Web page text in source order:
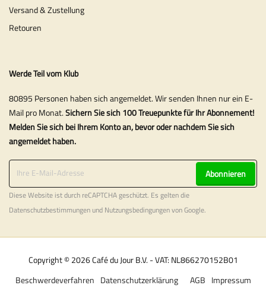
Versand & Zustellung
Retouren
Werde Teil vom Klub
80895 Personen haben sich angemeldet. Wir senden Ihnen nur ein E-
Mail pro Monat.Sichern Sie sich 100 Treuepunkte für Ihr Abonnement!
Melden Sie sich bei Ihrem Konto an, bevor oder nachdem Sie sich
angemeldet haben.
Abonnieren
Diese Website ist durch reCAPTCHA geschützt. Es gelten die
Datenschutzbestimmungen und Nutzungsbedingungenvon Google.
Copyright © 2026 Café du Jour B.V. - VAT: NL866270152B01
Impressum
AGB
Datenschutzerklärung
Beschwerdeverfahren